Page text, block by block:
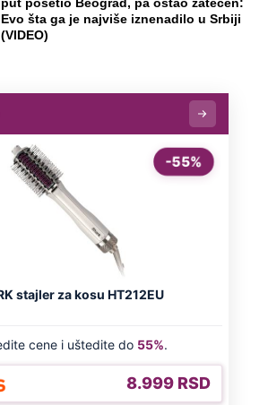
put posetio Beograd, pa ostao zatečen:
Evo šta ga je najviše iznenadilo u Srbiji
(VIDEO)